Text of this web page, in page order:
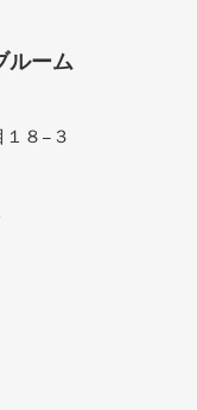
ルーム
８−３